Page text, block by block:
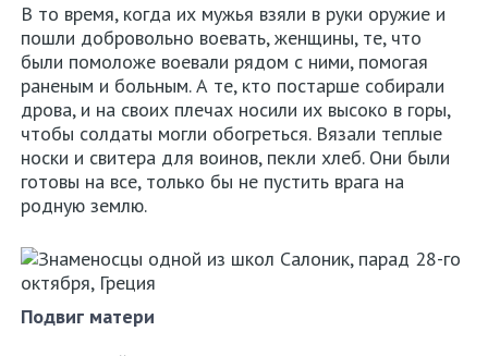
В то время, когда их мужья взяли в руки оружие и
пошли добровольно воевать, женщины, те, что
были помоложе воевали рядом с ними, помогая
раненым и больным. А те, кто постарше собирали
дрова, и на своих плечах носили их высоко в горы,
чтобы солдаты могли обогреться. Вязали теплые
носки и свитера для воинов, пекли хлеб. Они были
готовы на все, только бы не пустить врага на
родную землю.
Подвиг матери